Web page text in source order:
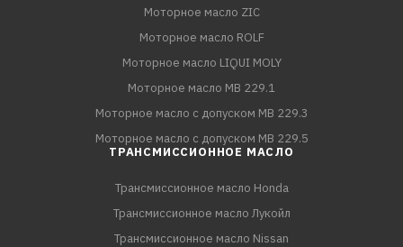
Моторное масло ZIC
Моторное масло ROLF
Моторное масло LIQUI MOLY
Моторное масло MB 229.1
Моторное масло с допуском MB 229.3
Моторное масло с допуском MB 229.5
ТРАНСМИССИОННОЕ МАСЛО
Трансмиссионное масло Honda
Трансмиссионное масло Лукойл
Трансмиссионное масло Nissan